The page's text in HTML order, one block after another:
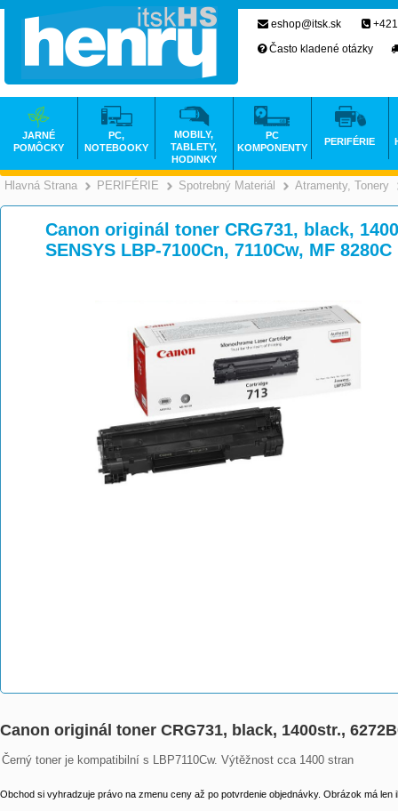
Hlavná Strana >
PERIFÉRIE >
Spotrebný Materiál >
Atramenty, Tonery
Canon originál toner CRG731, black,
SENSYS LBP-7100Cn, 7110Cw, MF 8280C
Canon originál toner CRG731, black, 1400str.,
Černý toner je kompatibilní s LBP7110Cw. Výtěžnost cca 1400 stran
Obchod si vyhradzuje právo na zmenu ceny až po potvrdenie objednávky. Obrázok má len
eshop@itsk.sk
Často kladené otázky
JARNÉ
POMÔCKY
PC,
NOTEBOOKY
MOBILY,
TABLETY,
HODINKY
PC
KOMPONENTY
PERIFÉRIE